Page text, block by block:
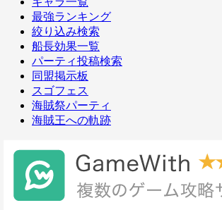
最強ランキング
絞り込み検索
船長効果一覧
パーティ投稿検索
同盟掲示板
スゴフェス
海賊祭パーティ
海賊王への軌跡